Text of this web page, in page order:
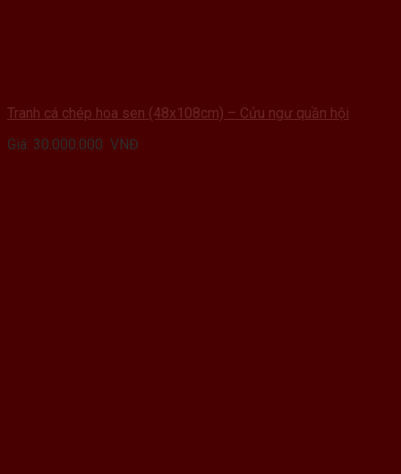
Tranh cá chép hoa sen (48x108cm) – Cửu ngư quần hội
Giá: 30.000.000 VNĐ